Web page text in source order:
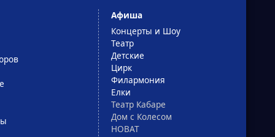
Афиша
Концерты и Шоу
Театр
Детские
Цирк
Филармония
Елки
Театр Кабаре
Дом с Колесом
НОВАТ